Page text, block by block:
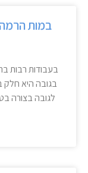
במות
בעבודות רבות
בגובה היא חלק
לגובה בצורה